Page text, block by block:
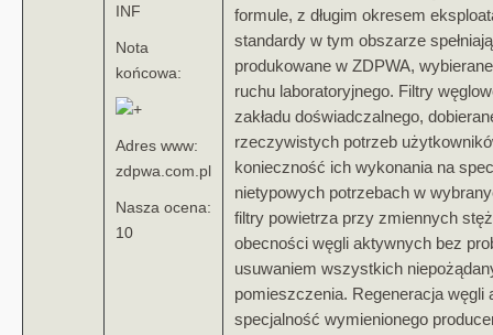
INF
Nota
końcowa:
Adres www:
zdpwa.com.pl
Nasza ocena:
10
formule, z długim okresem
standardy w tym obszarze
produkowane w ZDPWA,
ruchu laboratoryjnego. Filtry
zakładu doświadczalnego,
rzeczywistych potrzeb
konieczność ich wykonania na
nietypowych potrzebach w
filtry powietrza przy zmiennych
obecności węgli aktywnych bez
usuwaniem wszystkich
pomieszczenia. Regeneracja węgli
specjalność wymienionego